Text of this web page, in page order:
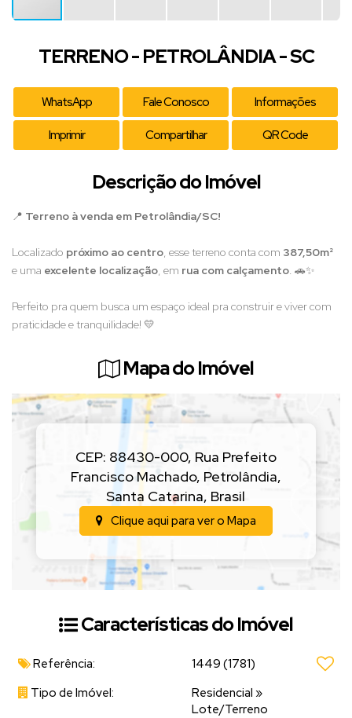
TERRENO - PETROLÂNDIA - SC
WhatsApp Fale Conosco Informações
Imprimir Compartilhar QR Code
Descrição do Imóvel
📍 Terreno à venda em Petrolândia/SC!
Localizado próximo ao centro, esse terreno conta com 387,50m²
e uma excelente localização, em rua com calçamento. 🚗✨
Perfeito pra quem busca um espaço ideal pra construir e viver com
praticidade e tranquilidade! 💛
Mapa do Imóvel
CEP: 88430-000, Rua Prefeito
Francisco Machado, Petrolândia,
Santa Catarina, Brasil
Clique aqui para ver o Mapa
Características do Imóvel
Referência: 1449 (1781)
Tipo de Imóvel:
Residencial »
Lote/Terreno